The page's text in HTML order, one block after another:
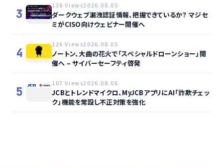
3
138 Views2026.08.05
ダークウェブ漏洩認証情報、把握できているか？ マジセ
ミがCISO向けウェビナー開催へ
4
126 Views2026.08.05
ノートン、大曲の花火で「スペシャルドローンショー」開
催へ – サイバーセーフティ啓発
5
107 Views2026.08.06
JCBとトレンドマイクロ、MyJCBアプリにAI「詐欺チェッ
ク」機能を常設し不正対策を強化